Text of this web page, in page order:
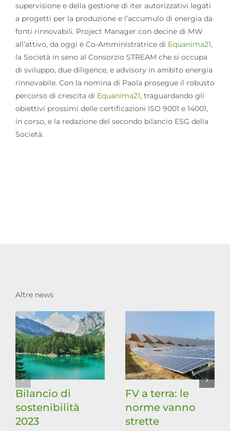
supervisione e della gestione di iter autorizzativi legati
a progetti per la produzione e l’accumulo di energia da
fonti rinnovabili. Project Manager con decine di MW
all’attivo, da oggi è Co-Amministratrice di Equanima21,
la Società in seno al Consorzio STREAM che si occupa
di sviluppo, due diligence, e advisory in ambito energia
rinnovabile. Con la nomina di Paola prosegue il robusto
percorso di crescita di Equanima21, traguardando gli
obiettivi prossimi delle certificazioni ISO 9001 e 14001,
in corso, e la redazione del secondo bilancio ESG della
Società.
Altre news
Bilancio di
sostenibilità
2023
FV a terra: le
norme vanno
strette